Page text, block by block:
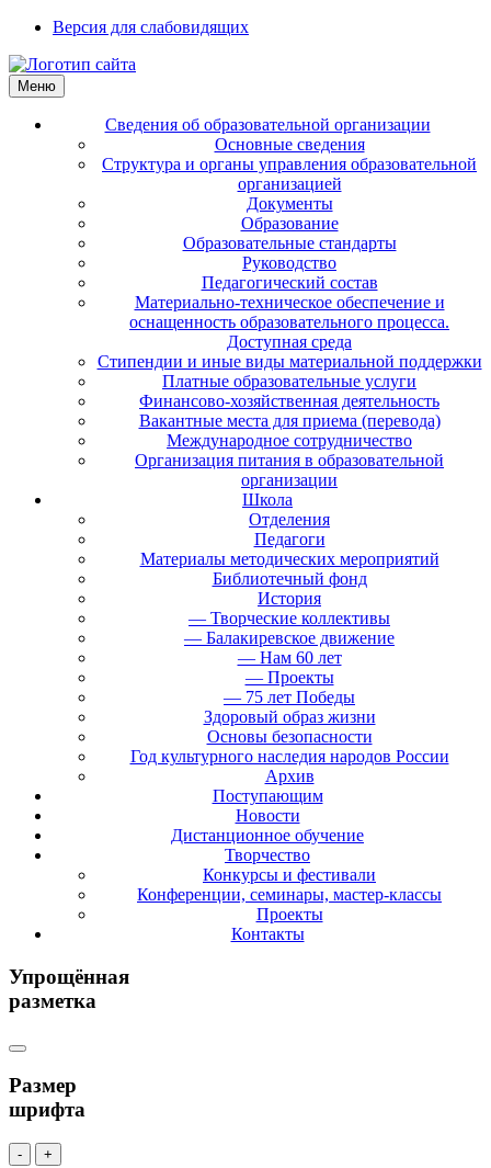
Версия для слабовидящих
Меню
Сведения об образовательной организации
Основные сведения
Структура и органы управления образовательной
организацией
Документы
Образование
Образовательные стандарты
Руководство
Педагогический состав
Материально-техническое обеспечение и
оснащенность образовательного процесса.
Доступная среда
Стипендии и иные виды материальной поддержки
Платные образовательные услуги
Финансово-хозяйственная деятельность
Вакантные места для приема (перевода)
Международное сотрудничество
Организация питания в образовательной
организации
Школа
Отделения
Педагоги
Материалы методических мероприятий
Библиотечный фонд
История
— Творческие коллективы
— Балакиревское движение
— Нам 60 лет
— Проекты
— 75 лет Победы
Здоровый образ жизни
Основы безопасности
Год культурного наследия народов России
Архив
Поступающим
Новости
Дистанционное обучение
Творчество
Конкурсы и фестивали
Конференции, семинары, мастер-классы
Проекты
Контакты
Упрощённая
разметка
Размер
шрифта
- +